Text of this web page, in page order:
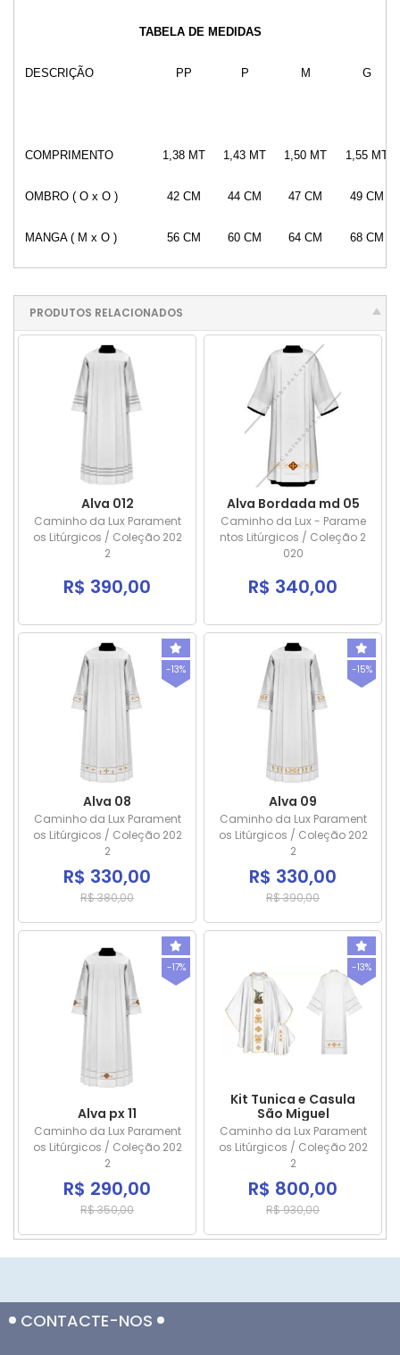
TABELA DE MEDIDAS
DESCRIÇÃO PP P M G
COMPRIMENTO 1,38 MT 1,43 MT 1,50 MT 1,55 MT
OMBRO ( O x O ) 42 CM 44 CM 47 CM 49 CM
MANGA ( M x O ) 56 CM 60 CM 64 CM 68 CM
PRODUTOS RELACIONADOS
Alva 012
Caminho da Lux Parament
os Litúrgicos / Coleção 202
2
R$ 390,00
Alva Bordada md 05
Caminho da Lux - Parame
ntos Litúrgicos / Coleção 2
020
R$ 340,00
-13%
Alva 08
Caminho da Lux Parament
os Litúrgicos / Coleção 202
2
R$ 330,00
R$ 380,00
-15%
Alva 09
Caminho da Lux Parament
os Litúrgicos / Coleção 202
2
R$ 330,00
R$ 390,00
-17%
Alva px 11
Caminho da Lux Parament
os Litúrgicos / Coleção 202
2
R$ 290,00
R$ 350,00
-13%
Kit Tunica e Casula
São Miguel
Caminho da Lux Parament
os Litúrgicos / Coleção 202
2
R$ 800,00
R$ 930,00
CONTACTE-NOS